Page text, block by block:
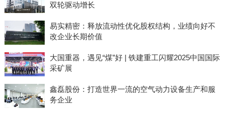
双轮驱动增长
易实精密：释放流动性优化股权结构，业绩向好不
改企业长期价值
大国重器，遇见“煤”好 | 铁建重工闪耀2025中国国际
采矿展
鑫磊股份：打造世界一流的空气动力设备生产和服
务企业